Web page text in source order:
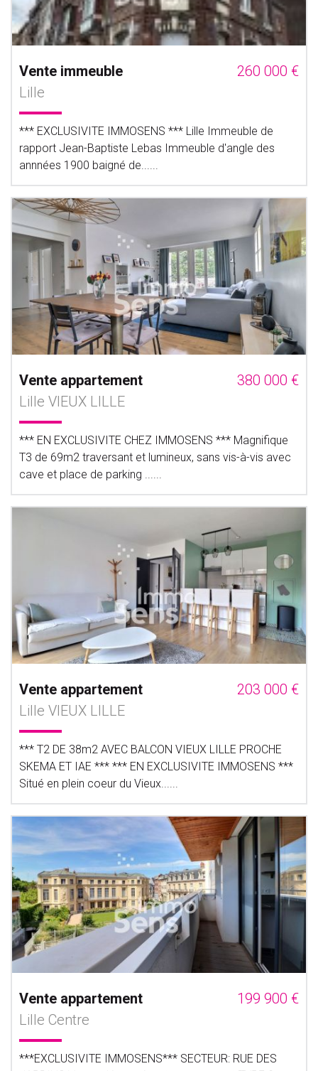
Vente immeuble
260 000 €
Lille
*** EXCLUSIVITE IMMOSENS *** Lille Immeuble de
rapport Jean-Baptiste Lebas Immeuble d'angle des
annnées 1900 baigné de......
Vente appartement
380 000 €
Lille VIEUX LILLE
*** EN EXCLUSIVITE CHEZ IMMOSENS *** Magnifique
T3 de 69m2 traversant et lumineux, sans vis-à-vis avec
cave et place de parking ......
Vente appartement
203 000 €
Lille VIEUX LILLE
*** T2 DE 38m2 AVEC BALCON VIEUX LILLE PROCHE
SKEMA ET IAE *** *** EN EXCLUSIVITE IMMOSENS ***
Situé en plein coeur du Vieux......
Vente appartement
199 900 €
Lille Centre
***EXCLUSIVITE IMMOSENS*** SECTEUR: RUE DES